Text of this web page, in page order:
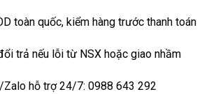
toàn quốc, kiểm hàng trước thanh toán
trả nếu lỗi từ NSX hoặc giao nhầm
Zalo hỗ trợ 24/7: 0988 643 292